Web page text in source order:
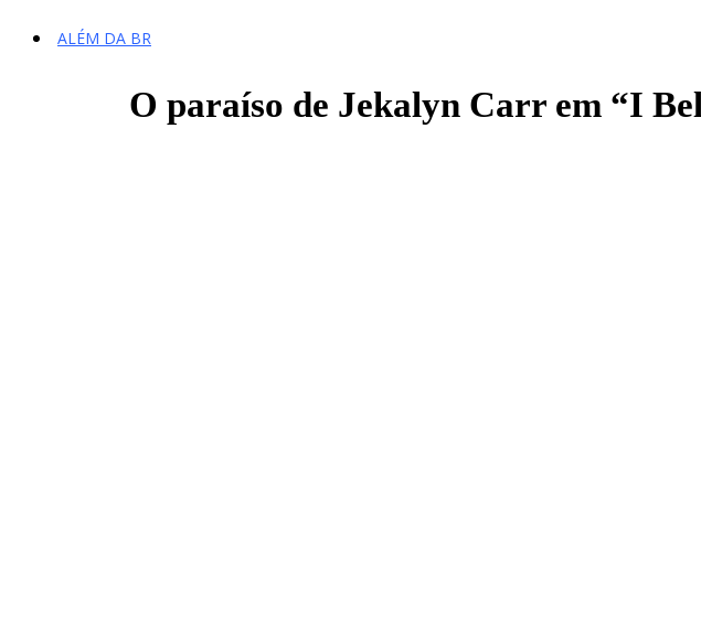
ALÉM DA BR
O paraíso de Jekalyn Carr em “I